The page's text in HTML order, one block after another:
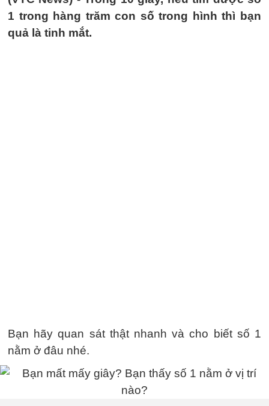
1 trong hàng trăm con số trong hình thì bạn
quả là tinh mắt.
Bạn hãy quan sát thật nhanh và cho biết số 1
nằm ở đâu nhé.